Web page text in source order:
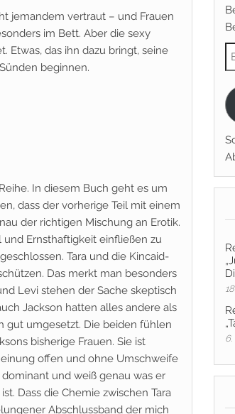
jemandem vertraut – und Frauen
im Bett. Aber die sexy
Etwas, das ihn dazu bringt, seine
beginnen.
In diesem Buch geht es um
dass der vorherige Teil mit einem
der richtigen Mischung an Erotik.
Ernsthaftigkeit einfließen zu
Tara und die Kincaid-
Das merkt man besonders
Levi stehen der Sache skeptisch
Jackson hatten alles andere als
gut umgesetzt. Die beiden fühlen
bisherige Frauen. Sie ist
offen und ohne Umschweife
und weiß genau was er
Dass die Chemie zwischen Tara
Abschlussband der mich